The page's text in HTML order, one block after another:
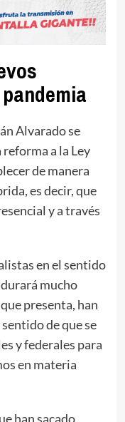
Alvarado se
a la Ley
de manera
es decir, que
y a través
en el sentido
mucho
presenta, han
de que se
y federales para
en materia
han sacado